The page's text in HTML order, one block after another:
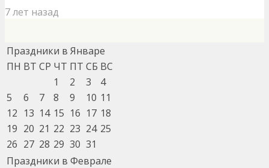
7 лет назад
Праздники в Январе
ПН ВТ СР ЧТ ПТ СБ ВС
1
2 3
4
5
6 7 8 9 10 11
12 13 14 15 16 17 18
19 20 21 22 23 24 25
26 27 28 29 30 31
Праздники в Феврале